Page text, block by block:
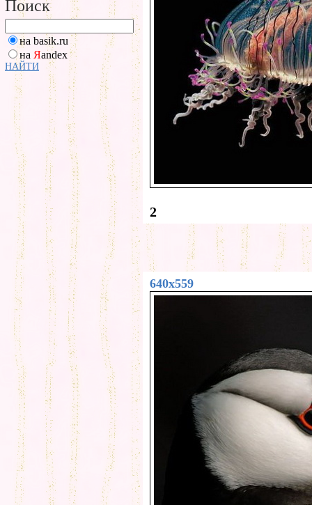
Поиск
на basik.ru
на Яandex
НАЙТИ
2
640x559